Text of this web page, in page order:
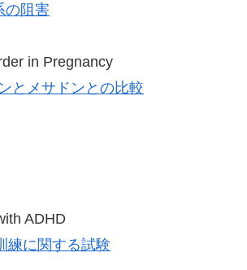
の阻害
in Pregnancy
とメサドンとの比較
ADHD
練に関する試験